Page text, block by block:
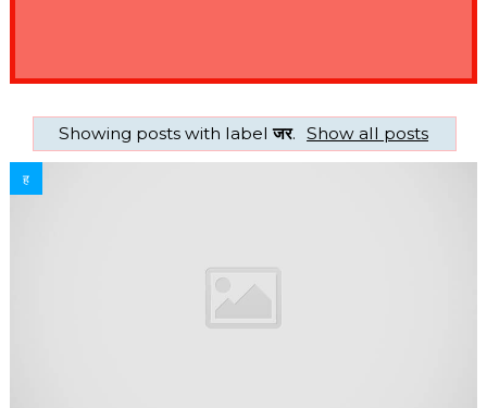
Showing posts with labelजर. Show all posts
ह